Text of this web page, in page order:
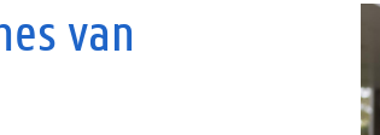
van